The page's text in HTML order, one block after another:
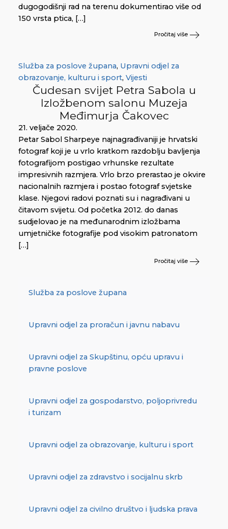
dugogodišnji rad na terenu dokumentirao više od
150 vrsta ptica, […]
Pročitaj više
Služba za poslove župana, Upravni odjel za
obrazovanje, kulturu i sport, Vijesti
Čudesan svijet Petra Sabola u
Izložbenom salonu Muzeja
Međimurja Čakovec
21. veljače 2020.
Petar Sabol Sharpeye najnagrađivaniji je hrvatski
fotograf koji je u vrlo kratkom razdoblju bavljenja
fotografijom postigao vrhunske rezultate
impresivnih razmjera. Vrlo brzo prerastao je okvire
nacionalnih razmjera i postao fotograf svjetske
klase. Njegovi radovi poznati su i nagrađivani u
čitavom svijetu. Od početka 2012. do danas
sudjelovao je na međunarodnim izložbama
umjetničke fotografije pod visokim patronatom
[…]
Pročitaj više
Služba za poslove župana
Upravni odjel za proračun i javnu nabavu
Upravni odjel za Skupštinu, opću upravu i
pravne poslove
Upravni odjel za gospodarstvo, poljoprivredu
i turizam
Upravni odjel za obrazovanje, kulturu i sport
Upravni odjel za zdravstvo i socijalnu skrb
Upravni odjel za civilno društvo i ljudska prava